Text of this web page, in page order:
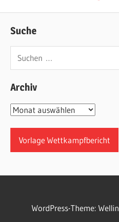
Suche
Suchen
nach:
Archiv
Archiv
Vorlage Wettkampfbericht
WordPress-Theme: